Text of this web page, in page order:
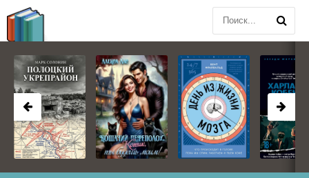
BOOKPLANETA.COM